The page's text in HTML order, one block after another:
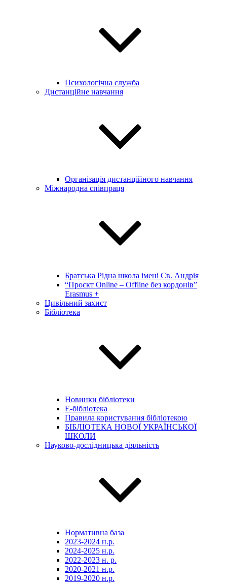
Психологічна служба
Дистанційне навчання
Організація дистанційного навчання
Міжнародна співпраця
Братська Рідна школа імені Св. Андрія
“Проєкт Online – Offline без кордонів”
Erasmus +
Цивільний захист
Бібліотека
Новинки бібліотеки
E-бібліотека
Правила користування бібліотекою
БІБЛІОТЕКА НОВОЇ УКРАЇНСЬКОЇ
ШКОЛИ
Науково-дослідницька діяльність
Нормативна база
2023-2024 н.р.
2024-2025 н.р.
2022-2023 н. р.
2020-2021 н.р.
2019-2020 н.р.